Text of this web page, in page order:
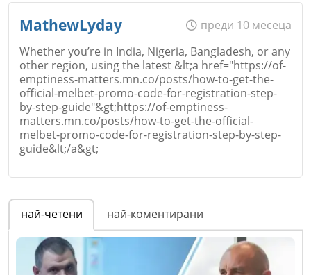
Email
MathewLyday
преди 10 месеца
Whether you’re in India, Nigeria, Bangladesh, or any
other region, using the latest &lt;a href="https://of-
emptiness-matters.mn.co/posts/how-to-get-the-
official-melbet-promo-code-for-registration-step-
by-step-guide"&gt;https://of-emptiness-
matters.mn.co/posts/how-to-get-the-official-
melbet-promo-code-for-registration-step-by-step-
guide&lt;/a&gt;
Име*
най-четени най-коментирани